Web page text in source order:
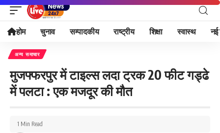
होम चुनाव सम्पादकीय राष्ट्रीय शिक्षा स्वास्थ नई
अन्य समाचार
मुजफ्फरपुर में टाइल्स लदा ट्रक 20 फीट गड्ढे
में पलटा : एक मजदूर की मौत
1 Min Read